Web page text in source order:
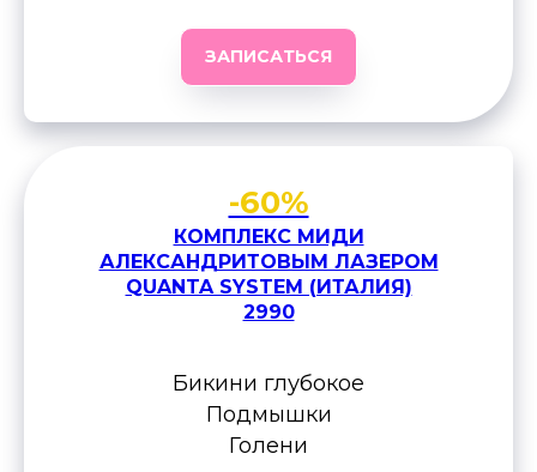
ЗАПИСАТЬСЯ
-60%
КОМПЛЕКС МИДИ
АЛЕКСАНДРИТОВЫМ ЛАЗЕРОМ
QUANTA SYSTEM (ИТАЛИЯ)
2990
Бикини глубокое
Подмышки
Голени